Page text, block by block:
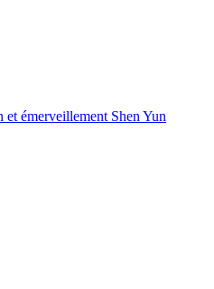
émerveillement Shen Yun